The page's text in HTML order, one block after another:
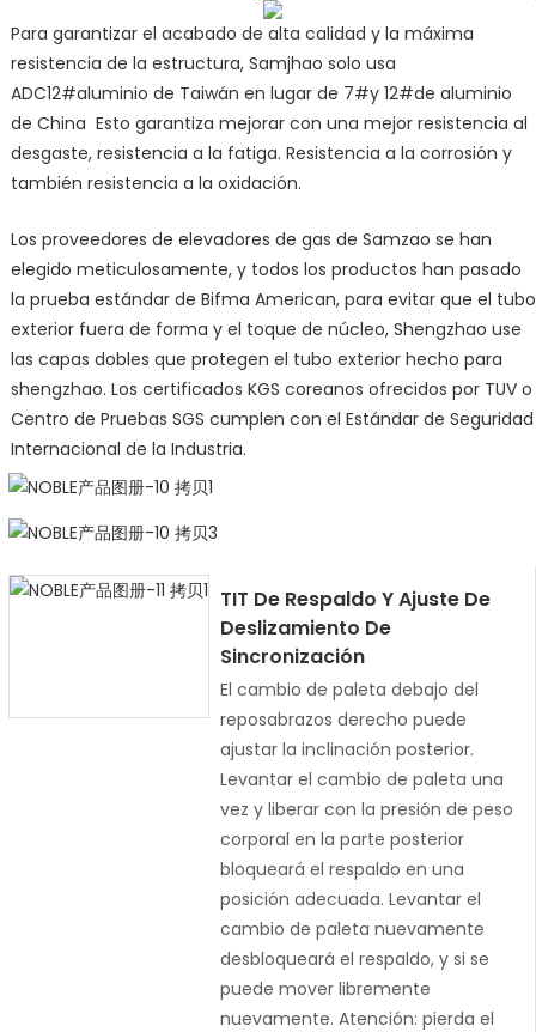
Para garantizar el acabado de alta calidad y la máxima
resistencia de la estructura, Samjhao solo usa
ADC12#aluminio de Taiwán en lugar de 7#y 12#de aluminio
de China Esto garantiza mejorar con una mejor resistencia al
desgaste, resistencia a la fatiga. Resistencia a la corrosión y
también resistencia a la oxidación.
Los proveedores de elevadores de gas de Samzao se han
elegido meticulosamente, y todos los productos han pasado
la prueba estándar de Bifma American, para evitar que el tubo
exterior fuera de forma y el toque de núcleo, Shengzhao use
las capas dobles que protegen el tubo exterior hecho para
shengzhao. Los certificados KGS coreanos ofrecidos por TUV o
Centro de Pruebas SGS cumplen con el Estándar de Seguridad
Internacional de la Industria.
TIT De Respaldo Y Ajuste De
Deslizamiento De
Sincronización
El cambio de paleta debajo del
reposabrazos derecho puede
ajustar la inclinación posterior.
Levantar el cambio de paleta una
vez y liberar con la presión de peso
corporal en la parte posterior
bloqueará el respaldo en una
posición adecuada. Levantar el
cambio de paleta nuevamente
desbloqueará el respaldo, y si se
puede mover libremente
nuevamente. Atención: pierda el